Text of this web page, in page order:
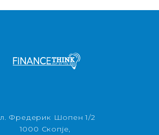
Фредерик Шопен 1/2
1000 Скопје,